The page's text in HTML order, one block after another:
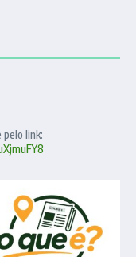
pelo link: